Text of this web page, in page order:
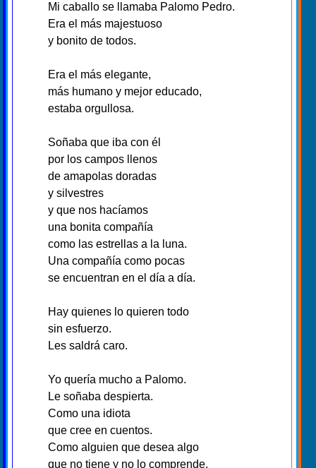
Mi caballo se llamaba Palomo Pedro.
Era el más majestuoso
y bonito de todos.
Era el más elegante,
más humano y mejor educado,
estaba orgullosa.
Soñaba que iba con él
por los campos llenos
de amapolas doradas
y silvestres
y que nos hacíamos
una bonita compañía
como las estrellas a la luna.
Una compañía como pocas
se encuentran en el día a día.
Hay quienes lo quieren todo
sin esfuerzo.
Les saldrá caro.
Yo quería mucho a Palomo.
Le soñaba despierta.
Como una idiota
que cree en cuentos.
Como alguien que desea algo
que no tiene y no lo comprende.